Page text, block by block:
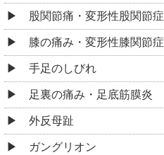
股関節痛・変形性股関節症
膝の痛み・変形性膝関節症
手足のしびれ
足裏の痛み・足底筋膜炎
外反母趾
ガングリオン